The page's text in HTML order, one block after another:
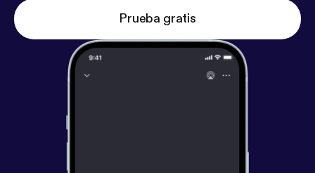
Prueba gratis